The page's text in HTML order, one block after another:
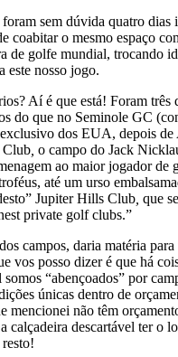
sem dúvida quatro dias
coabitar o mesmo espaço
de golfe mundial, trocando
este nosso jogo.
Aí é que está! Foram três
do que no Seminole GC
dos EUA, depois de
Club, o campo do Jack
ao maior jogador de
até um urso
Jupiter Hills Club, que
private golf clubs.”
campos, daria matéria
vos posso dizer é que há
“abençoados” por
únicas dentro de
mencionei não têm
calçadeira descartável ter o